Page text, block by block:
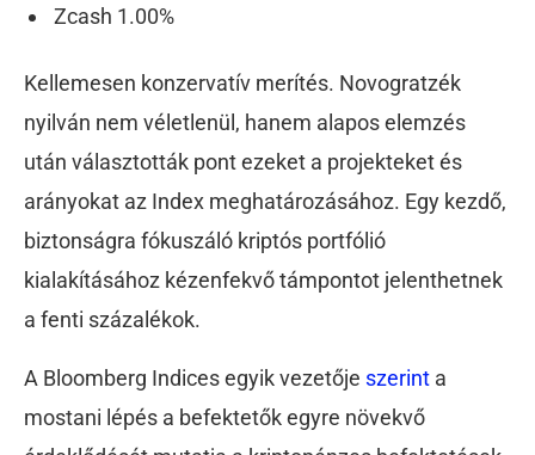
Zcash 1.00%
Kellemesen konzervatív merítés. Novogratzék
nyilván nem véletlenül, hanem alapos elemzés
után választották pont ezeket a projekteket és
arányokat az Index meghatározásához. Egy kezdő,
biztonságra fókuszáló kriptós portfólió
kialakításához kézenfekvő támpontot jelenthetnek
a fenti százalékok.
A Bloomberg Indices egyik vezetője szerint a
mostani lépés a befektetők egyre növekvő